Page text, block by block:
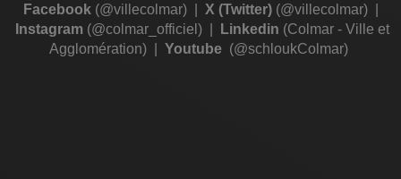
Facebook(@villecolmar)| X (Twitter)(@villecolmar)|
Instagram (@colmar_officiel) Linkedin (Colmar - Ville et
Agglomération)
Youtube (@schloukColmar)